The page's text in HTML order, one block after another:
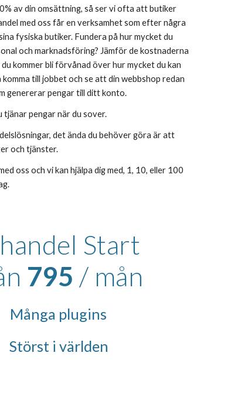
av din omsättning, så ser vi ofta att butiker
med oss får en verksamhet som efter några
fysiska butiker. Fundera på hur mycket du
och marknadsföring? Jämför de kostnaderna
kommer bli förvånad över hur mycket du kan
till jobbet och se att din webbshop redan
genererar pengar till ditt konto.
pengar när du sover.
det ända du behöver göra är att
och tjänster.
oss och vi kan hjälpa dig med, 1, 10, eller 100
Start
795 / mån
Många plugins
Störst i världen